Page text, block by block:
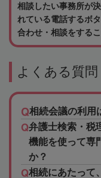
相談したい事務所が
れている電話するボ
合わせ・相談をするこ
よくある質問
相続会議の利用
弁護士検索・税
機能を使って専
か？
相続にあたって